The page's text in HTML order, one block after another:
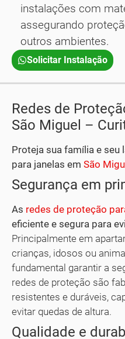
instalações com
assegurando
outros ambientes.
Solicitar Instalação
Redes de
São Miguel –
Proteja sua família e seu
para janelas em São
Segurança em
As redes de proteção
eficiente e segura para
Principalmente em
crianças, idosos ou
fundamental garantir a
redes de proteção são
resistentes e duráveis,
evitar quedas de altura.
Qualidade e